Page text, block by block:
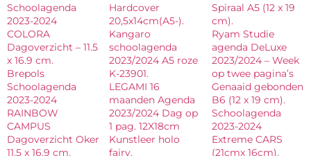
Schoolagenda
2023-2024
COLORA
Dagoverzicht – 11.5
x 16.9 cm.
Brepols
Schoolagenda
2023-2024
RAINBOW
CAMPUS
Dagoverzicht Oker
11.5 x 16.9 cm.
Hardcover
20,5x14cm(A5-).
Kangaro
schoolagenda
2023/2024 A5 roze
K-23901.
LEGAMI 16
maanden Agenda
2023/2024 Dag op
1 pag. 12X18cm
Kunstleer holo
fairy.
Spiraal A5 (12 x 19
cm).
Ryam Studie
agenda DeLuxe
2023/2024 – Week
op twee pagina’s
Genaaid gebonden
B6 (12 x 19 cm).
Schoolagenda
2023-2024
Extreme CARS
(21cmx 16cm).